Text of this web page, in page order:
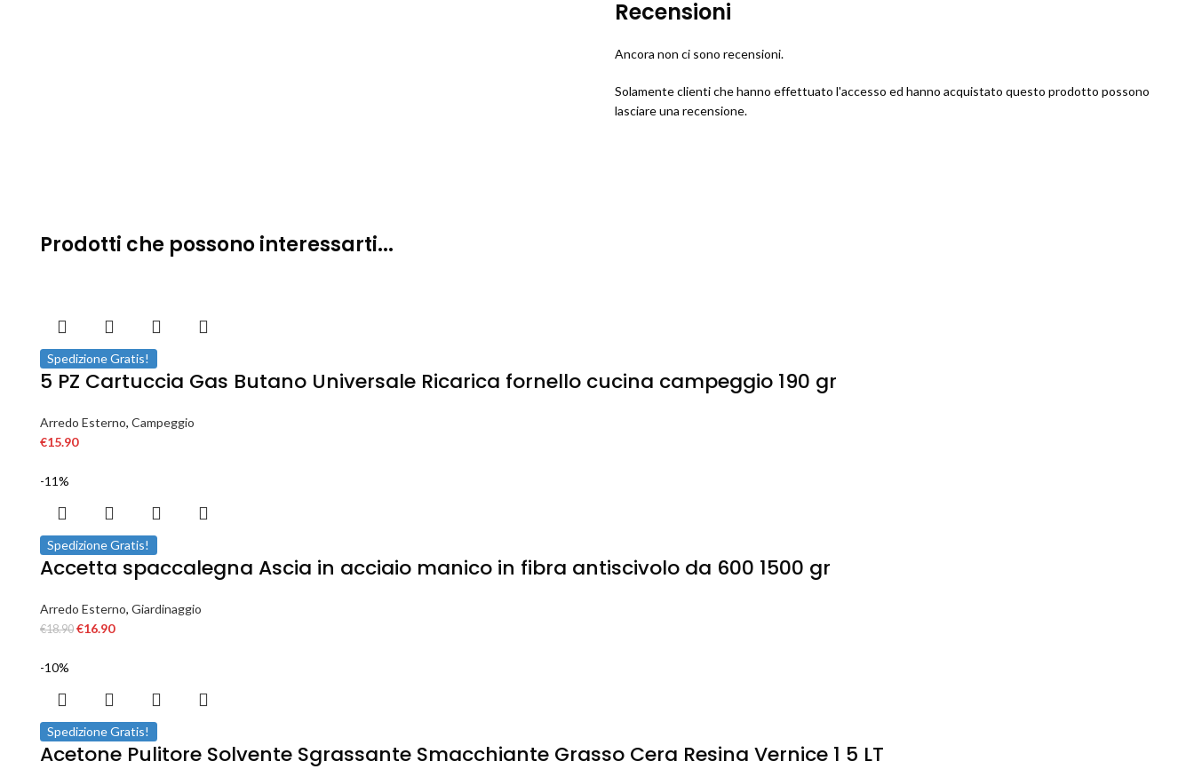
Recensioni
Ancora non ci sono recensioni.
Solamente clienti che hanno effettuato l'accesso ed hanno acquistato questo prodotto possono
lasciare una recensione.
Prodotti che possono interessarti...
Spedizione Gratis!
5 PZ Cartuccia Gas Butano Universale Ricarica fornello cucina campeggio 190 gr
Arredo Esterno, Campeggio
€15.90
-11%
Spedizione Gratis!
Accetta spaccalegna Ascia in acciaio manico in fibra antiscivolo da 600 1500 gr
Arredo Esterno, Giardinaggio
€18.90 €16.90
-10%
Spedizione Gratis!
Acetone Pulitore Solvente Sgrassante Smacchiante Grasso Cera Resina Vernice 1 5 LT